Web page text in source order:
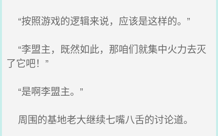
“按照游戏的逻辑来说，应该是这样的。”
“李盟主，既然如此，那咱们就集中火力去灭
了它吧！”
“是啊李盟主。”
周围的基地老大继续七嘴八舌的讨论道。